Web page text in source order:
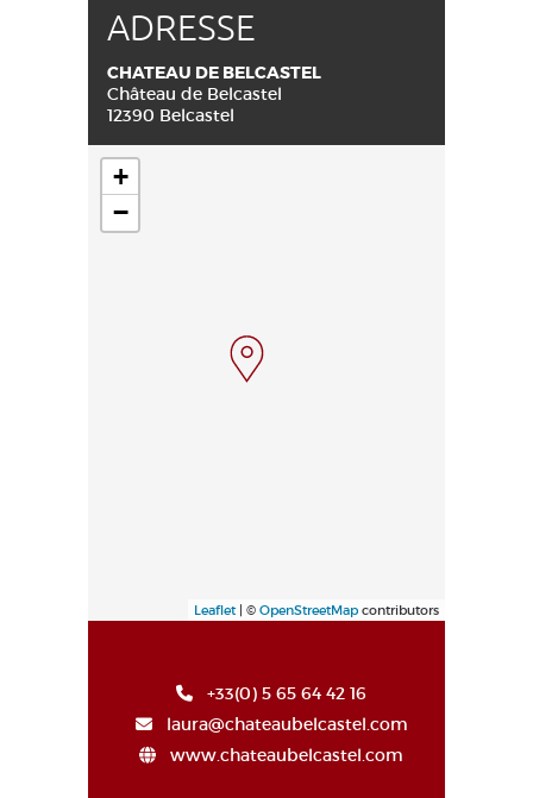
ADRESSE
CHATEAU DE BELCASTEL
Château de Belcastel
12390 Belcastel
+
−
Leaflet| © OpenStreetMap contributors
+33(0) 5 65 64 42 16
laura@chateaubelcastel.com
www.chateaubelcastel.com